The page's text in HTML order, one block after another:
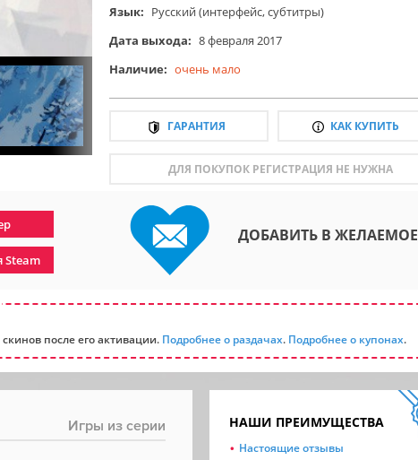
Язык: Русский (интерфейс, субтитры)
Дата выхода: 8 февраля 2017
Наличие: очень мало
ГАРАНТИЯ КАК КУПИТЬ
ДЛЯ ПОКУПОК РЕГИСТРАЦИЯ НЕ НУЖНА
Steam
ДОБАВИТЬ В ЖЕЛАЕМОЕ
скинов после его активации. Подробнее о раздачах. Подробнее о купонах.
Игры из серии НАШИ ПРЕИМУЩЕСТВА
Настоящие отзывы